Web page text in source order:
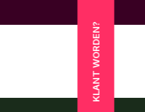
KLANT WORDEN?